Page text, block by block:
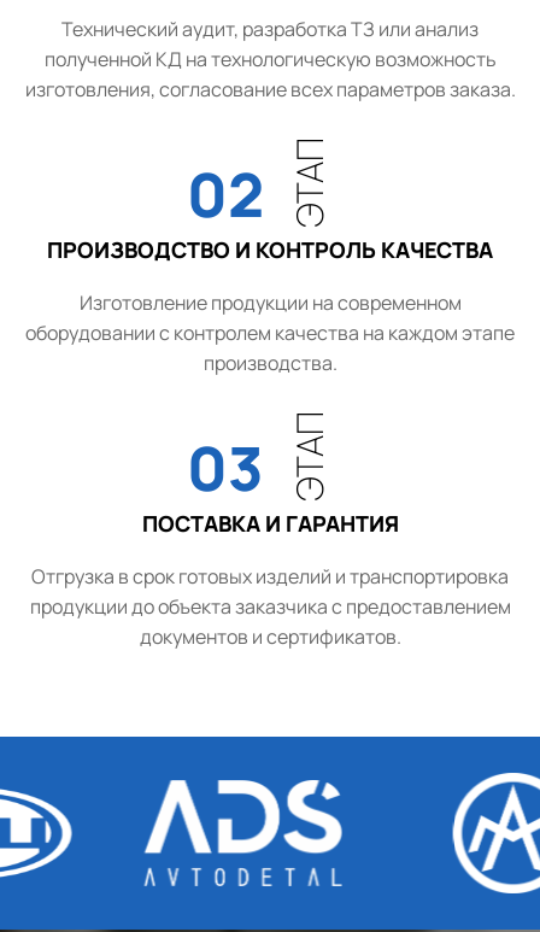
Технический аудит, разработка ТЗ или анализ
полученной КД на технологическую возможность
изготовления, согласование всех параметров заказа.
02 ЭТАП
ПРОИЗВОДСТВО И КОНТРОЛЬ КАЧЕСТВА
Изготовление продукции на современном
оборудовании с контролем качества на каждом этапе
производства.
03 ЭТАП
ПОСТАВКА И ГАРАНТИЯ
Отгрузка в срок готовых изделий и транспортировка
продукции до объекта заказчика с предоставлением
документов и сертификатов.